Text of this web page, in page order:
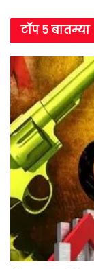
टॉप ५ बातम्या